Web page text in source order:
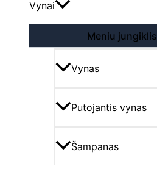
Vynai
Meniu jungiklis
Vynas
Putojantis vynas
Šampanas